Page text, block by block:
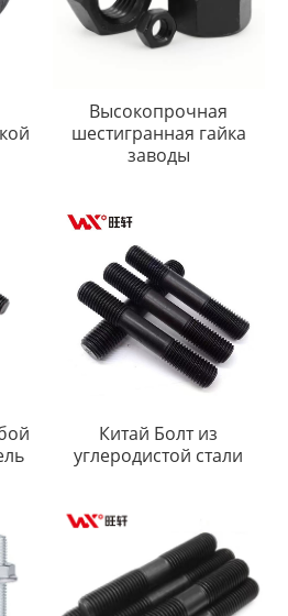
Высокопрочная
шестигранная гайка
заводы
Китай Болт из
углеродистой стали